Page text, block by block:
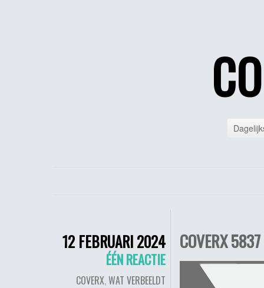
12 FEBRUARI 2024
ÉÉN REACTIE
COVERX,WAT VERBEELDT
COVERX